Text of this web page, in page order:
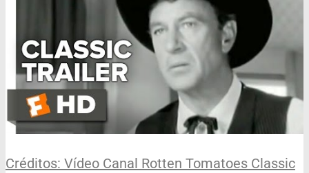
Créditos: Vídeo Canal Rotten Tomatoes Classic